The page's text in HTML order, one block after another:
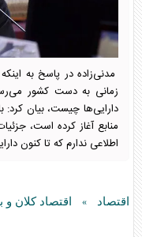
مدنی‌زاده در پاسخ به
زمانی به دست کشور
دارایی‌ها چیست، بیان کرد:
منابع آغاز کرده است،
اطلاعی ندارم که تا کنون
اقتصاد » اقتصاد کلان و